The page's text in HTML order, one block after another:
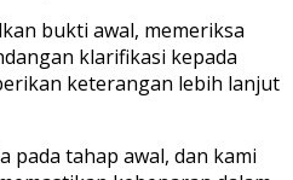
bukti awal, memeriksa
klarifikasi kepada
keterangan lebih lanjut
pada tahap awal, dan kami